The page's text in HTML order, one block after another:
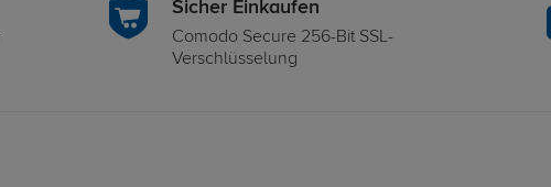
Sicher Einkaufen
Comodo Secure 256-Bit SSL-
Verschlüsselung